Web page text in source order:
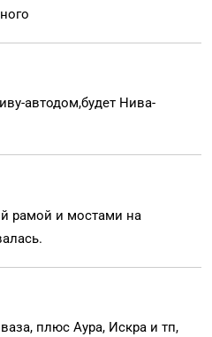
автодом,будет Нива-
рамой и мостами на
плюс Аура, Искра и тп,